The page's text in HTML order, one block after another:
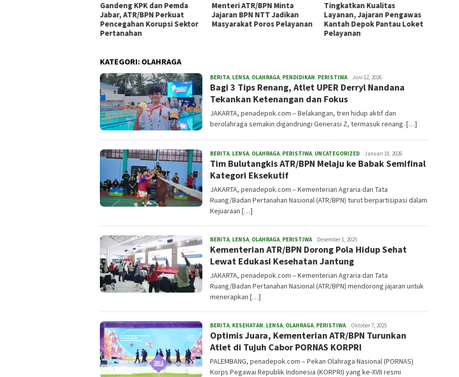
Gandeng KPK dan Pemda
Jabar, ATR/BPN Perkuat
Pencegahan Korupsi Sektor
Pertanahan
Menteri ATR/BPN Minta
Jajaran BPN NTT Jadikan
Masyarakat Poros Pelayanan
Tingkatkan Kualitas
Layanan, Jajaran Pengawas
Kantah Depok Pantau Loket
Pelayanan
KATEGORI: OLAHRAGA
BERITA, LENSA, OLAHRAGA, PENDIDIKAN, PERISTIWAredaksi
Juni 12, 2026
Bagi 3 Tips Renang, Atlet UPER Derryl Nandana
Tekankan Ketenangan dan Fokus
JAKARTA, penadepok.com – Belakangan, tren hidup aktif dan
berolahraga semakin digandrungi Generasi Z, termasuk renang. […]
BERITA, LENSA, OLAHRAGA, PERISTIWA, UNCATEGORIZED redaksi
Januari 18, 2026
Tim Bulutangkis ATR/BPN Melaju ke Babak Semifinal
Kategori Eksekutif
JAKARTA, penadepok.com – Kementerian Agraria dan Tata
Ruang/Badan Pertanahan Nasional (ATR/BPN) turut berpartisipasi dalam
Kejuaraan […]
BERITA, LENSA, OLAHRAGA, PERISTIWAredaksi
Desember 1, 2025
Kementerian ATR/BPN Dorong Pola Hidup Sehat
Lewat Edukasi Kesehatan Jantung
JAKARTA, penadepok.com – Kementerian Agraria dan Tata
Ruang/Badan Pertanahan Nasional (ATR/BPN) mendorong jajaran untuk
menerapkan […]
BERITA, KESEHATAN, LENSA, OLAHRAGA, PERISTIWAredaksi
Oktober 7, 2025
Optimis Juara, Kementerian ATR/BPN Turunkan
Atlet di Tujuh Cabor PORNAS KORPRI
PALEMBANG, penadepok.com – Pekan Olahraga Nasional (PORNAS)
Korps Pegawai Republik Indonesia (KORPRI) yang ke-XVII resmi